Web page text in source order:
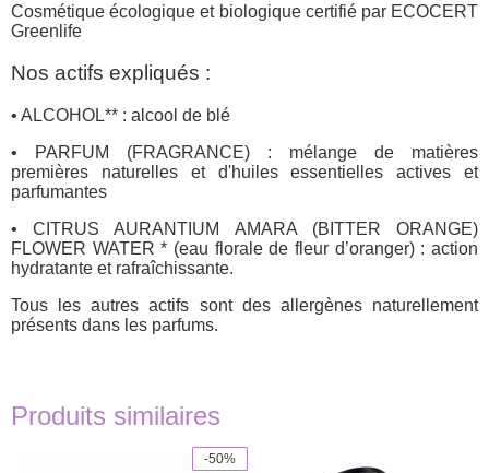
Cosmétique écologique et biologique certifié par ECOCERT
Greenlife
Nos actifs expliqués :
• ALCOHOL** : alcool de blé
• PARFUM (FRAGRANCE) : mélange de matières
premières naturelles et d'huiles essentielles actives et
parfumantes
• CITRUS AURANTIUM AMARA (BITTER ORANGE)
FLOWER WATER * (eau florale de fleur d’oranger) : action
hydratante et rafraîchissante.
Tous les autres actifs sont des allergènes naturellement
présents dans les parfums.
Produits similaires
-50%